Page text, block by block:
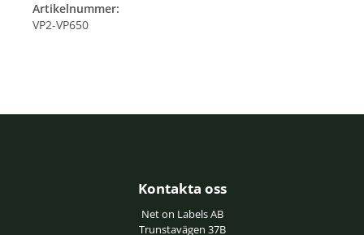
Artikelnummer:
VP2-VP650
Kontakta oss
Net on Labels AB
Trunstavägen 37B